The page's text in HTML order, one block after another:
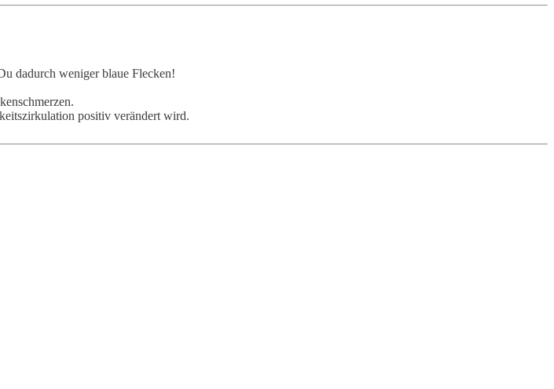
dadurch weniger blaue Flecken!
positiv verändert wird.